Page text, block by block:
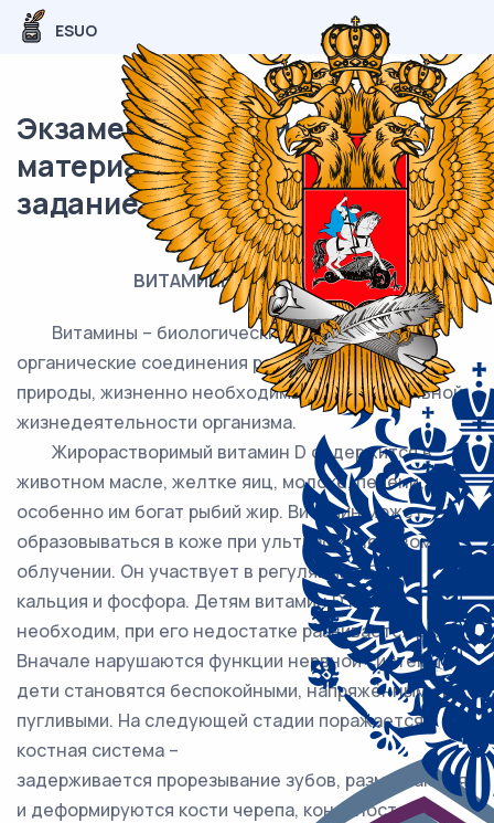
ESUO
Экзаменационный (типовой)
материал ОГЭ / Биология / 24
задание (24) / 52
ВИТАМИНЫ ГРУППЫ А И D
Витамины – биологически активные
органические соединения разной химической
природы, жизненно необходимые для нормальной
жизнедеятельности организма.
Жирорастворимый витамин D содержится в
животном масле, желтке яиц, молоке, печени;
особенно им богат рыбий жир. Витамин может
образовываться в коже при ультрафиолетовом
облучении. Он участвует в регуляции обмена
кальция и фосфора. Детям витамин D крайне
необходим, при его недостатке развивается рахит.
Вначале нарушаются функции нервной системы –
дети становятся беспокойными, напряжёнными и
пугливыми. На следующей стадии поражается
костная система –
задерживается прорезывание зубов, размягчаются
и деформируются кости черепа, конечностей,